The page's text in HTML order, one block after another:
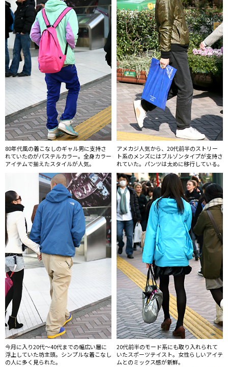
80年代風の着こなしのギャル男に支持さ
れていたのがパステルカラー。全身カラー
アイテムで揃えたスタイルが人気。
アメカジ人気から、20代前半のストリー
ト系のメンズにはブルゾンタイプが支持さ
れていた。パンツは太めに移行している。
今月に入り20代〜40代までの幅広い層に
浮上していた坊主頭。シンプルな着こなし
の人に多く見られた。
20代前半のモード系にも取り入れられて
いたスポーツテイスト。女性らしいアイテ
ムとのミックス感が新鮮。